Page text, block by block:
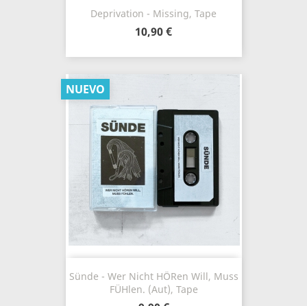
Deprivation - Missing, Tape
10,90 €
Sünde - Wer Nicht H​ö​ren Will, Muss
F​ü​hlen. (Aut), Tape
NUEVO